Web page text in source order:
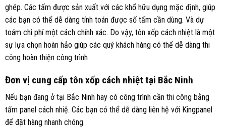
ghép. Các tấm được sản xuất với các khổ hữu dụng mặc định, giúp
các bạn có thể dễ dàng tính toán được số tấm cần dùng. Và dự
toám chi phí một cách chính xác. Do vậy, tôn xốp cách nhiệt là một
sự lựa chọn hoàn hảo giúp các quý khách hàng có thể dễ dàng thi
công hoàn thiện công trình
Đơn vị cung cấp tôn xốp cách nhiệt tại Bắc Ninh
Nếu bạn đang ở tại Bắc Ninh hay có công trình cần thi công bằng
tấm panel cách nhiệ. Các bạn có thể dễ dàng liên hệ với Kingpanel
để đặt hàng nhanh chóng.